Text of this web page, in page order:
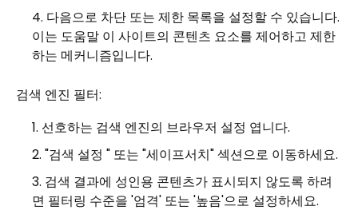
다음으로 차단 또는 제한 목록을 설정할 수 있습니다.
이는 도움말 이 사이트의 콘텐츠 요소를 제어하고 제한
하는 메커니즘입니다.
검색 엔진 필터:
선호하는 검색 엔진의 브라우저 설정 엽니다.
"검색 설정 " 또는 "세이프서치" 섹션으로 이동하세요.
검색 결과에 성인용 콘텐츠가 표시되지 않도록 하려
면 필터링 수준을 '엄격' 또는 '높음'으로 설정하세요.